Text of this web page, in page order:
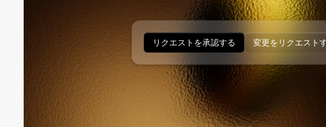
リクエストを承認する 変更をリクエスト